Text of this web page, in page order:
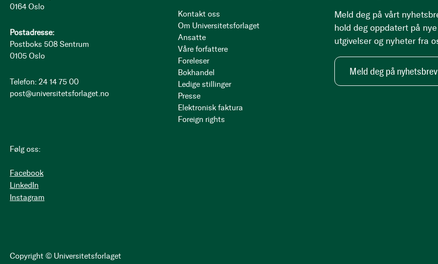
0164 Oslo
Postadresse:
Postboks 508 Sentrum
0105 Oslo
Telefon: 24 14 75 00
post@universitetsforlaget.no
Følg oss:
Facebook
LinkedIn
Instagram
Copyright © Universitetsforlaget
Kontakt oss
Om Universitetsforlaget
Ansatte
Våre forfattere
Foreleser
Bokhandel
Ledige stillinger
Presse
Elektronisk faktura
Foreign rights
Meld deg på vårt
hold deg oppdatert på nye
utgivelser og nyheter fra
Meld deg på nyhetsbrev